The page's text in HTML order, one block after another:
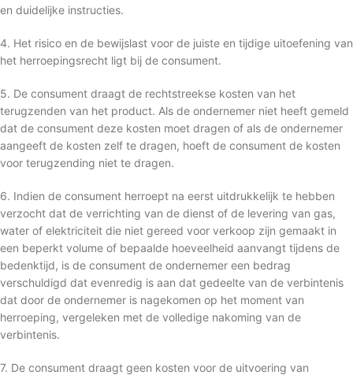
en duidelijke instructies.
4. Het risico en de bewijslast voor de juiste en tijdige uitoefening van
het herroepingsrecht ligt bij de consument.
5. De consument draagt de rechtstreekse kosten van het
terugzenden van het product. Als de ondernemer niet heeft gemeld
dat de consument deze kosten moet dragen of als de ondernemer
aangeeft de kosten zelf te dragen, hoeft de consument de kosten
voor terugzending niet te dragen.
6. Indien de consument herroept na eerst uitdrukkelijk te hebben
verzocht dat de verrichting van de dienst of de levering van gas,
water of elektriciteit die niet gereed voor verkoop zijn gemaakt in
een beperkt volume of bepaalde hoeveelheid aanvangt tijdens de
bedenktijd, is de consument de ondernemer een bedrag
verschuldigd dat evenredig is aan dat gedeelte van de verbintenis
dat door de ondernemer is nagekomen op het moment van
herroeping, vergeleken met de volledige nakoming van de
verbintenis.
7. De consument draagt geen kosten voor de uitvoering van